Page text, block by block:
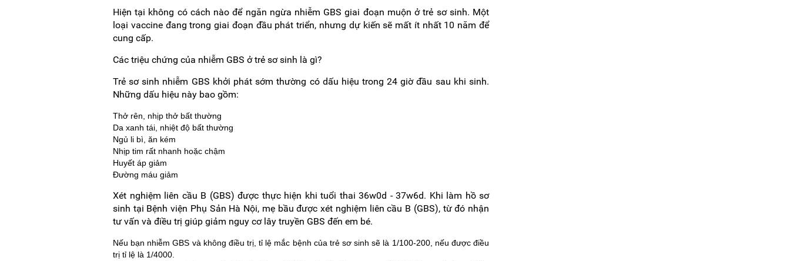
Hiện tại không có cách nào để ngăn ngừa nhiễm GBS giai đoạn muộn ở trẻ sơ sinh. Một
loại vaccine đang trong giai đoạn đầu phát triển, nhưng dự kiến ​​sẽ mất ít nhất 10 năm để
cung cấp.
Các triệu chứng của nhiễm GBS ở trẻ sơ sinh là gì?
Trẻ sơ sinh nhiễm GBS khởi phát sớm thường có dấu hiệu trong 24 giờ đầu sau khi sinh.
Những dấu hiệu này bao gồm:
Thở rên, nhịp thở bất thường
Da xanh tái, nhiệt độ bất thường
Ngủ li bì, ăn kém
Nhịp tim rất nhanh hoặc chậm
Huyết áp giảm
Đường máu giảm
Xét nghiệm liên cầu B (GBS) được thực hiện khi tuổi thai 36w0d - 37w6d. Khi làm hồ sơ
sinh tại Bệnh viện Phụ Sản Hà Nội, mẹ bầu được xét nghiệm liên cầu B (GBS), từ đó nhận
tư vấn và điều trị giúp giảm nguy cơ lây truyền GBS đến em bé.
Nếu bạn nhiễm GBS và không điều trị, tỉ lệ mắc bệnh của trẻ sơ sinh sẽ là 1/100-200, nếu được điều
trị tỉ lệ là 1/4000.